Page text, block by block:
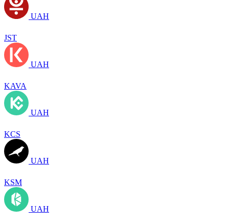
UAH
JST
UAH
KAVA
UAH
KCS
UAH
KSM
UAH